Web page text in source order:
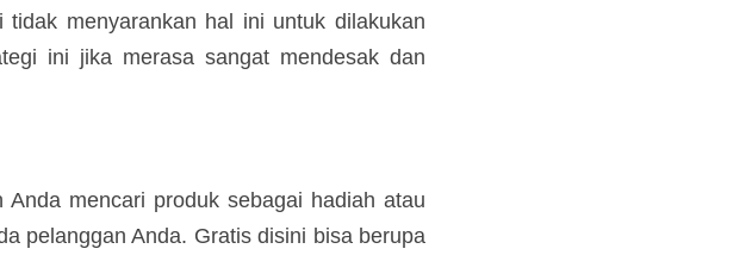
pendirian calon pelanggan dari yang
habis. Tetapi, kami tidak
Anda dapat menjalankan strategi ini
mencari produk sebagai hadiah atau